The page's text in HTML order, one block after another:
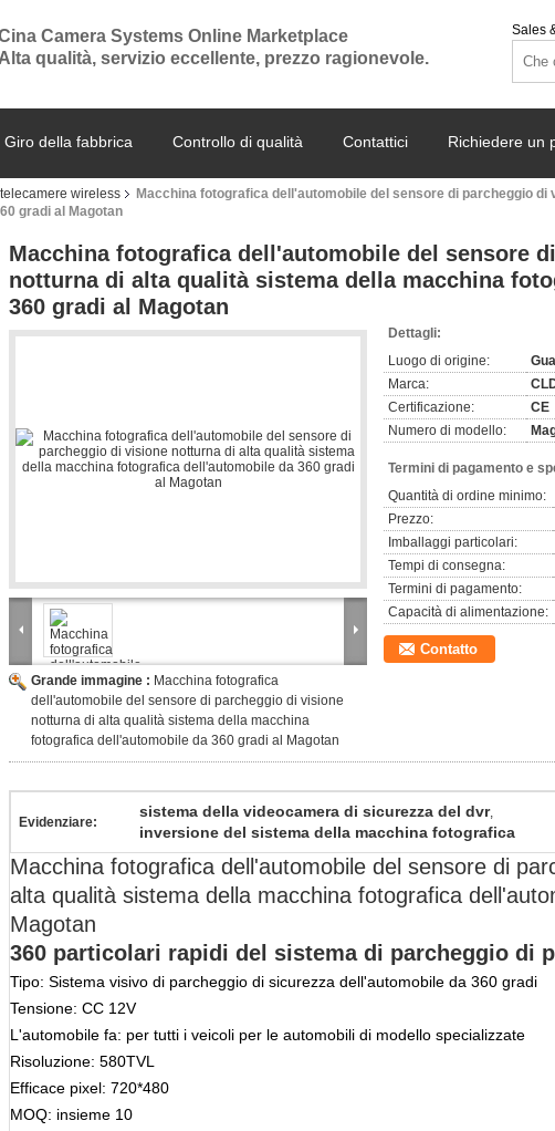
Camera Systems Online Marketplace
Alta qualità, servizio eccellente, prezzo ragionevole.
Sales
Giro della fabbrica Controllo di qualità Contattici Richiedere un
wireless
Macchina fotografica dell'automobile del sensore di parcheggio
gradi al Magotan
Macchina fotografica dell'automobile del sensore
notturna di alta qualità sistema della macchina
360 gradi al Magotan
Grande immagine : Macchina fotografica
dell'automobile del sensore di parcheggio di visione
notturna di alta qualità sistema della macchina
fotografica dell'automobile da 360 gradi al Magotan
Dettagli:
Luogo di origine:
Marca:
Certificazione:
CE
Numero di modello:
Termini di pagamento e
Quantità di ordine minimo:
Prezzo:
Imballaggi particolari:
Tempi di consegna:
Termini di pagamento:
Capacità di alimentazione:
Contatto
Evidenziare:
sistema della videocamera di sicurezza del dvr,
inversione del sistema della macchina fotografica
Macchina fotografica dell'automobile del sensore di
alta qualità sistema della macchina fotografica
Magotan
360 particolari rapidi del sistema di parcheggio di
Tipo: Sistema visivo di parcheggio di sicurezza dell'automobile da 360 gradi
Tensione: CC 12V
L'automobile fa: per tutti i veicoli per le automobili di modello specializzate
Risoluzione: 580TVL
Efficace pixel: 720*480
MOQ: insieme 10